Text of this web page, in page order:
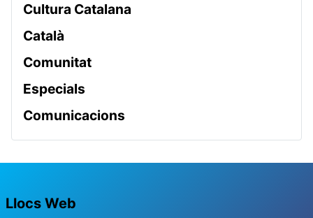
Cultura Catalana
Català
Comunitat
Especials
Comunicacions
Llocs Web